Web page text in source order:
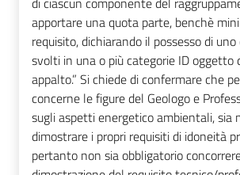
apportare una quota parte, benchè
requisito, dichiarando il possesso di
svolti in una o più categorie ID oggetto
appalto.” Si chiede di confermare che
concerne le figure del Geologo e
sugli aspetti energetico ambientali, sia
dimostrare i propri requisiti di idoneità
pertanto non sia obbligatorio